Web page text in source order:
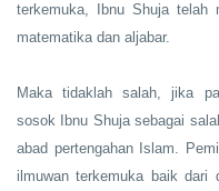
terkemuka, Ibnu Shuja telah
matematika dan aljabar.
Maka tidaklah salah, jika
sosok Ibnu Shuja sebagai
abad pertengahan Islam.
ilmuwan terkemuka baik dari